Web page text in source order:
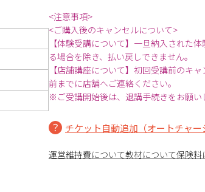
<注意事項>
<ご購入後のキャンセルについて>
【体験受講について】一旦納入された
る場合を除き、払い戻しできません。
【店舗講座について】初回受講前のキ
前までに店舗へご連絡ください。
※ご受講開始後は、退講手続きをお願い
チケット自動追加（オートチャ
運営維持費について教材について保険料